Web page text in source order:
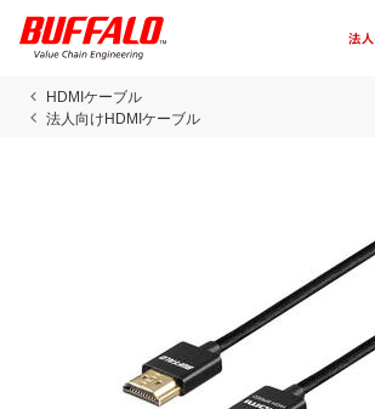
HDMIケーブル
法人向けHDMIケーブル